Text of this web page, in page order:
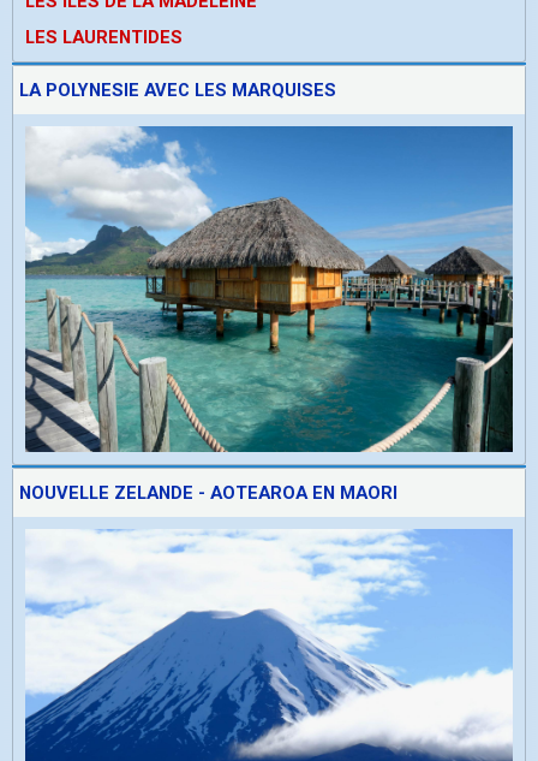
LES LAURENTIDES
LA POLYNESIE AVEC LES MARQUISES
NOUVELLE ZELANDE - AOTEAROA EN MAORI